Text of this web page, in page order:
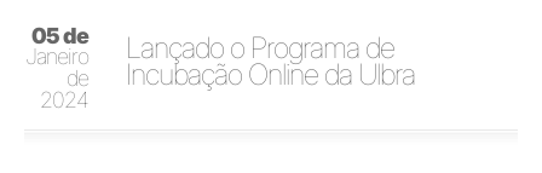
05 de
Janeiro
de
2024
Lançado o Programa de
Incubação Online da Ulbra